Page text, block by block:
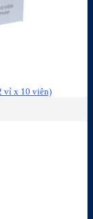
vỉ x 10 viên)